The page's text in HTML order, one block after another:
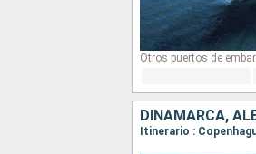
Otros puertos de
DINAMARCA,
Itinerario :